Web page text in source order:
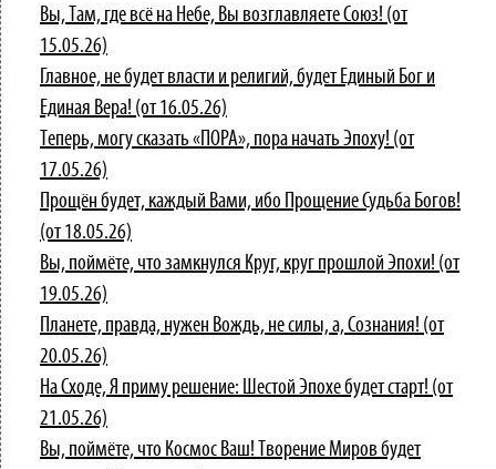
Вы, Там, где всё на Небе, Вы возглавляете Союз! (от
15.05.26)
Главное, не будет власти и религий, будет Единый Бог и
Единая Вера! (от 16.05.26)
Теперь, могу сказать «ПОРА», пора начать Эпоху! (от
17.05.26)
Прощён будет, каждый Вами, ибо Прощение Судьба Богов!
(от 18.05.26)
Вы, поймёте, что замкнулся Круг, круг прошлой Эпохи! (от
19.05.26)
Планете, правда, нужен Вождь, не силы, а, Сознания! (от
20.05.26)
На Сходе, Я приму решение: Шестой Эпохе будет старт! (от
21.05.26)
Вы, поймёте, что Космос Ваш! Творение Миров будет